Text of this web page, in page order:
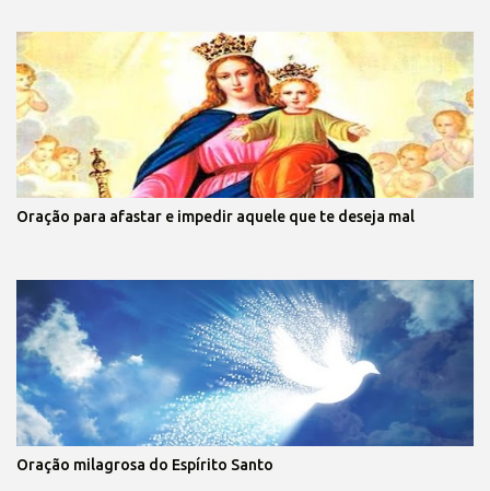
Oração para afastar e impedir aquele que te deseja mal
Oração milagrosa do Espírito Santo